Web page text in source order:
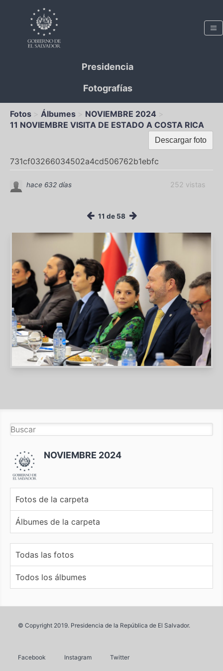
Presidencia
Fotografías
Fotos Álbumes
NOVIEMBRE 2024
11 NOVIEMBRE VISITA DE ESTADO A COSTA RICA
Descargar foto
731cf03266034502a4cd506762b1ebfc
252 vistas
hace 632 días
11 de 58
NOVIEMBRE 2024
Fotos de la carpeta
Álbumes de la carpeta
Todas las fotos
Todos los álbumes
© Copyright 2019. Presidencia de la República de El Salvador.
Facebook Instagram Twitter